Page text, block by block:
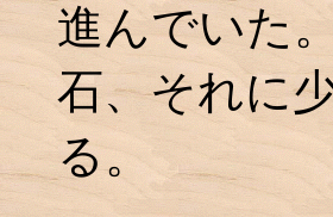
進んでいた
石、それに
る。